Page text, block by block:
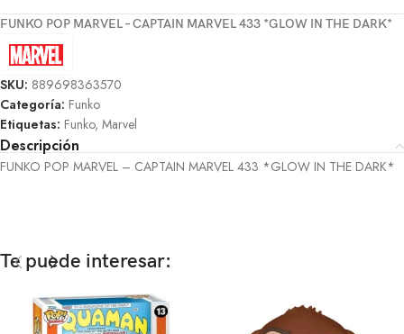
FUNKO POP MARVEL – CAPTAIN MARVEL 433 *GLOW IN THE DARK*
SKU: 889698363570
Categoría: Funko
Etiquetas: Funko, Marvel
Descripción
FUNKO POP MARVEL – CAPTAIN MARVEL 433 *GLOW IN THE DARK*
Te puede interesar: